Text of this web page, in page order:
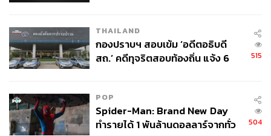
THAILAND
กองปราบฯ สอบเข้ม ‘อดีตอธิบดี
สถ.’ คดีทุจริตสอบท้องถิ่น แจ้ง 6
515
POP
Spider-Man: Brand New Day
ทำรายได้ 1 พันล้านดอลลาร์จากทั่ว
504